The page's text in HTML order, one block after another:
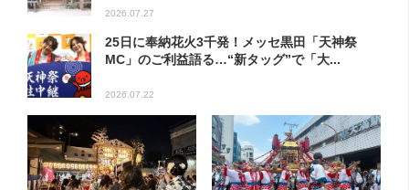
2026.07.27
25日に奉納花火3千発！メッセ黒田「天神祭
MC」のご利益語る…“新タッグ”で「大...
2026.07.22